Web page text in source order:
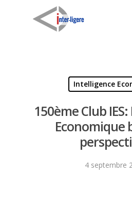
Intelligence
150ème Club
Economique
4 septembre